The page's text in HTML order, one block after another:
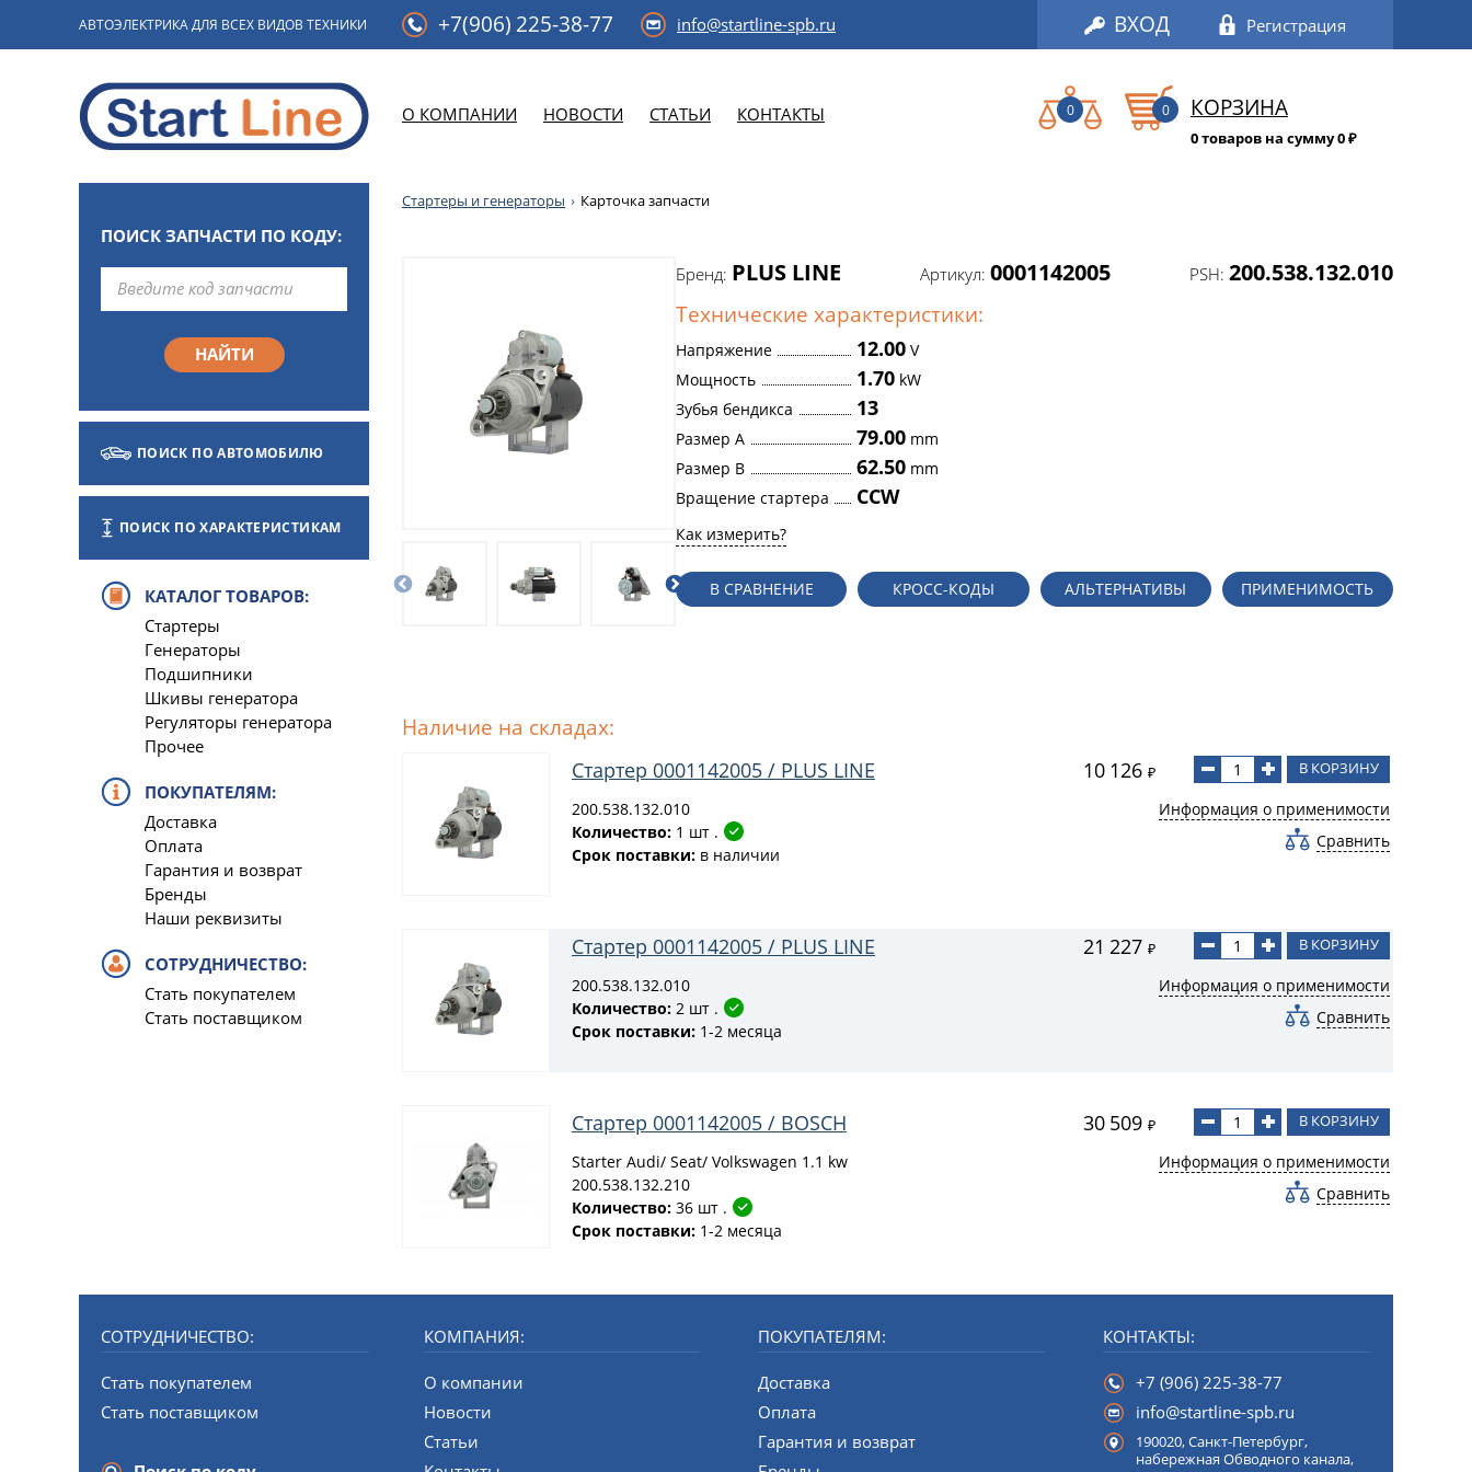
АВТОЭЛЕКТРИКА ДЛЯ ВСЕХ ВИДОВ ТЕХНИКИ +7(906) 225-38-77 info@startline-spb.ru ВХОД Регистрация
О КОМПАНИИ НОВОСТИ СТАТЬИ КОНТАКТЫ 0 0 КОРЗИНА
0 товаров на сумму 0₽
ПОИСК ЗАПЧАСТИ ПО КОДУ:
ПОИСК ПО АВТОМОБИЛЮ
ПОИСК ПО ХАРАКТЕРИСТИКАМ
КАТАЛОГ ТОВАРОВ:
Стартеры
Генераторы
Подшипники
Шкивы генератора
Регуляторы генератора
Прочее
ПОКУПАТЕЛЯМ:
Доставка
Оплата
Гарантия и возврат
Бренды
Наши реквизиты
СОТРУДНИЧЕСТВО:
Стать покупателем
Стать поставщиком
Стартеры и генераторы Карточка запчасти
Бренд: PLUS LINE Артикул: 0001142005 PSH: 200.538.132.010
Технические характеристики:
Напряжение 12.00 V
Мощность
1.70 kW
Зубья бендикса
13
Размер A 79.00 mm
Размер B
62.50 mm
Вращение стартера
CCW
Как измерить?
В СРАВНЕНИЕ КРОСС-КОДЫ АЛЬТЕРНАТИВЫ ПРИМЕНИМОСТЬ
Наличие на складах:
Стартер 0001142005 / PLUS LINE 10 126 ₽ В КОРЗИНУ
200.538.132.010
Количество: 1 шт .
Срок поставки: в наличии
Информация о применимости
Сравнить
Стартер 0001142005 / PLUS LINE 21 227 ₽ В КОРЗИНУ
200.538.132.010
Количество: 2 шт .
Срок поставки: 1-2 месяца
Информация о применимости
Сравнить
Стартер 0001142005 / BOSCH 30 509 ₽ В КОРЗИНУ
Starter Audi/ Seat/ Volkswagen 1.1 kw
200.538.132.210
Количество: 36 шт .
Срок поставки: 1-2 месяца
Информация о применимости
Сравнить
СОТРУДНИЧЕСТВО:
Стать покупателем
Стать поставщиком
КОМПАНИЯ:
О компании
Новости
Статьи
ПОКУПАТЕЛЯМ:
Доставка
Оплата
Гарантия и возврат
КОНТАКТЫ:
+7 (906) 225-38-77
info@startline-spb.ru
190020,Санкт-Петербург,
набережная Обводного канала,